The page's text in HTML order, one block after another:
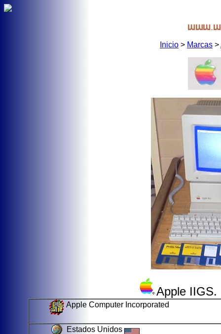
Inicio > Marcas >
Apple IIGS.
Apple Computer Incorporated
Estados Unidos